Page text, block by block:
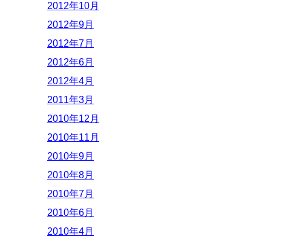
2012年10月
2012年9月
2012年7月
2012年6月
2012年4月
2011年3月
2010年12月
2010年11月
2010年9月
2010年8月
2010年7月
2010年6月
2010年4月